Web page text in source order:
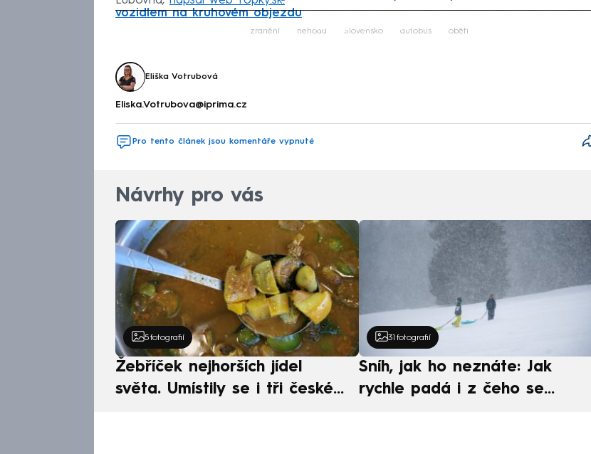
vozidlem na kruhovém objezdu
Failed to fetch
zranění nehoda Slovensko autobus oběti
Eliška Votrubová
Eliska.Votrubova@iprima.cz
Pro tento článek jsou komentáře vypnuté
Návrhy pro vás
5 fotografií
Žebříček nejhorších jídel
světa. Umístily se i tři české
31 fotografií
Sníh, jak ho neznáte: Jak
rychle padá i z čeho se